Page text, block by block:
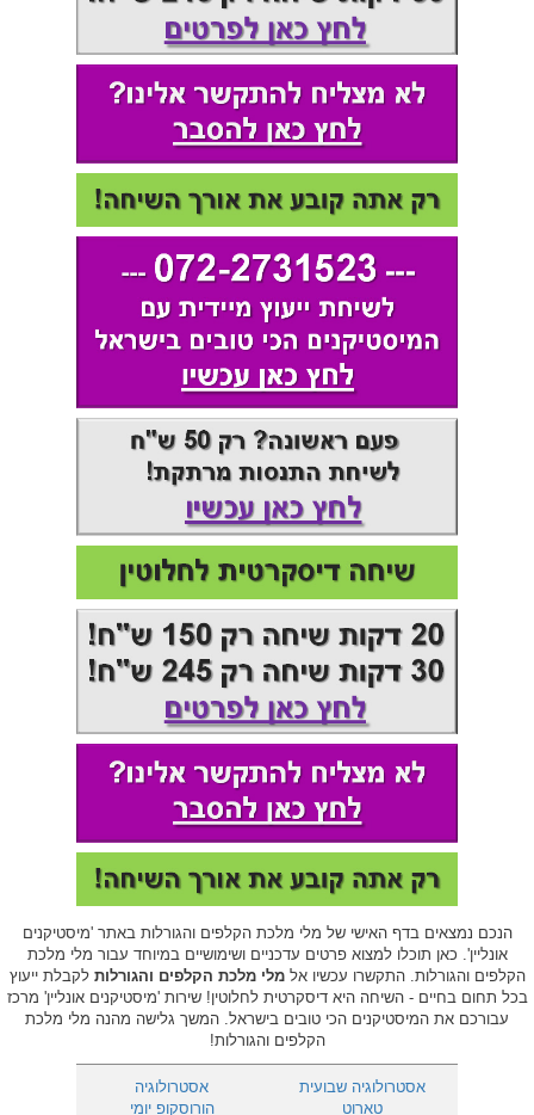
הנכם נמצאים בדף האישי של מלי מלכת הקלפים והגורלות באתר 'מיסטיקנים
אונליין'. כאן תוכלו למצוא פרטים עדכניים ושימושיים במיוחד עבור מלי מלכת
הקלפים והגורלות. התקשרו עכשיו אלמלי מלכת הקלפים והגורלות לקבלת ייעוץ
בכל תחום בחיים - השיחה היא דיסקרטית לחלוטין! שירות 'מיסטיקנים אונליין' מרכז
עבורכם את המיסטיקנים הכי טובים בישראל. המשך גלישה מהנה מלי מלכת
הקלפים והגורלות!
אסטרולוגיה
אסטרולוגיה שבועית
הורוסקופ יומי
טארוט